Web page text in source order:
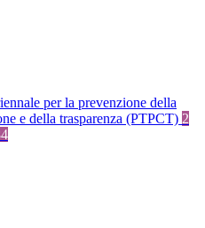
per la prevenzione della
e della trasparenza (PTPCT) 2